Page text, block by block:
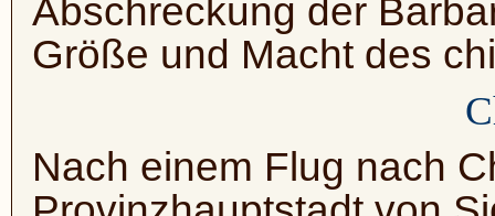
Abschreckung der
Größe und Macht des
Nach einem Flug nach